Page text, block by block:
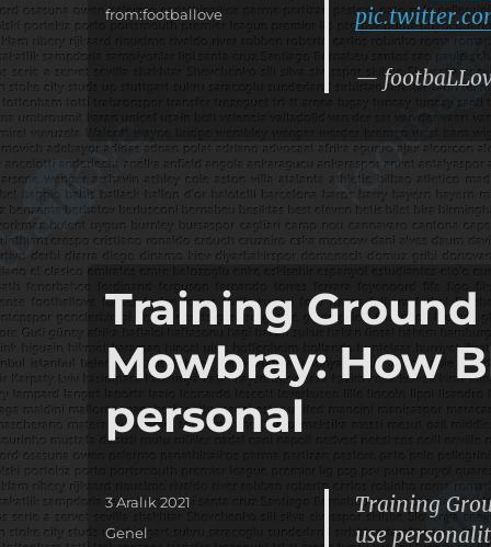
—
Etiketler
from:footballove
Training Ground
Mowbray: How
personal
Training
use
Yayın
tarihi
3 Aralık 2021
Kategoriler
Genel